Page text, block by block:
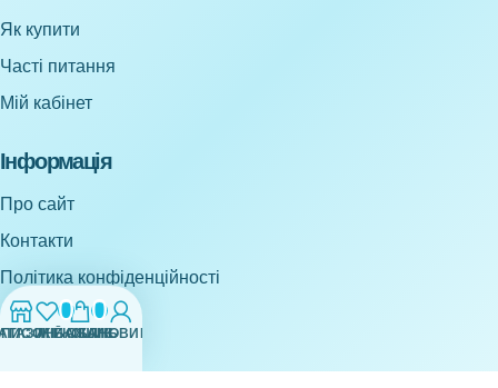
Як купити
Часті питання
Мій кабінет
Інформація
Про сайт
Контакти
Політика конфіденційності
0
БАЖАНЬ
0
КОШИК
МІЙ ОБЛІКОВИЙ ЗАПИС